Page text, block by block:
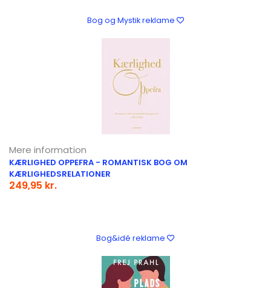
Bog og Mystik reklame
Mere information
KÆRLIGHED OPPEFRA - ROMANTISK BOG OM
KÆRLIGHEDSRELATIONER
249,95 kr.
Bog&idé reklame